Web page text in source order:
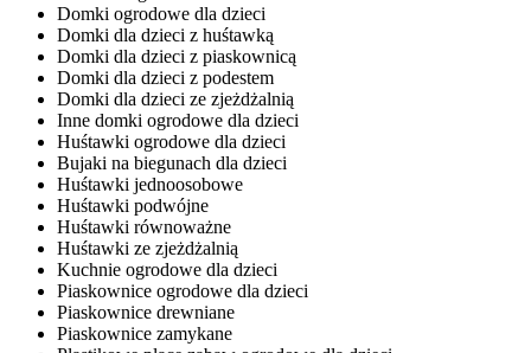
Domki ogrodowe dla dzieci
Domki dla dzieci z huśtawką
Domki dla dzieci z piaskownicą
Domki dla dzieci z podestem
Domki dla dzieci ze zjeżdżalnią
Inne domki ogrodowe dla dzieci
Huśtawki ogrodowe dla dzieci
Bujaki na biegunach dla dzieci
Huśtawki jednoosobowe
Huśtawki podwójne
Huśtawki równoważne
Huśtawki ze zjeżdżalnią
Kuchnie ogrodowe dla dzieci
Piaskownice ogrodowe dla dzieci
Piaskownice drewniane
Piaskownice zamykane